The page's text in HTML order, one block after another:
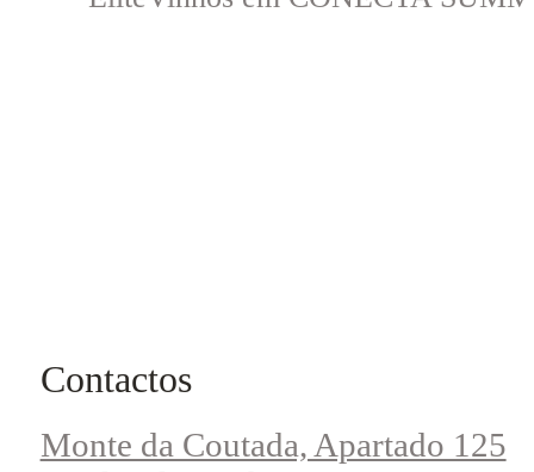
Contactos
Monte da Coutada, Apartado 125